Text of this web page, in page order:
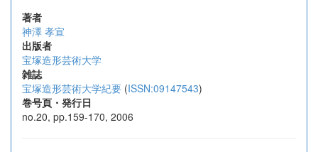
著者
神澤 孝宣
出版者
宝塚造形芸術大学
雑誌
宝塚造形芸術大学紀要 (ISSN:09147543)
巻号頁・発行日
no.20, pp.159-170, 2006